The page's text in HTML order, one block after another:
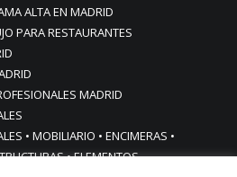
ALTA EN MADRID
PARA RESTAURANTES
MADRID
• MOBILIARIO • ENCIMERAS •
• ELEMENTOS